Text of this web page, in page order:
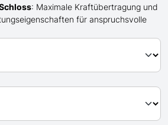
: Maximale Kraftübertragung und
für anspruchsvolle